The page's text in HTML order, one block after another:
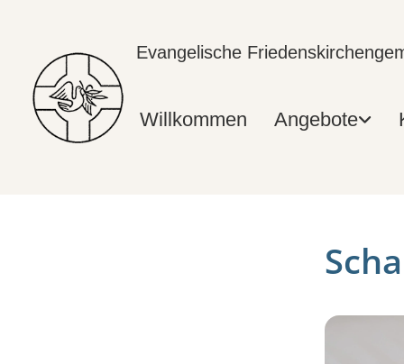
Evangelische
Willkommen Angebote